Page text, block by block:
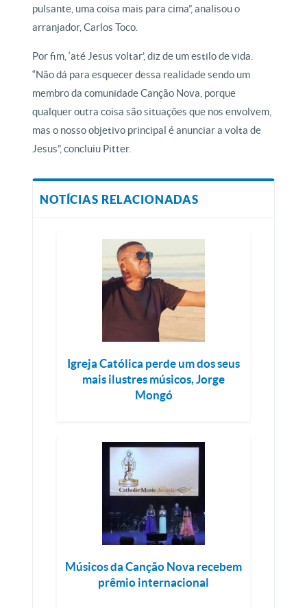
pulsante, uma coisa mais para cima”, analisou o
arranjador, Carlos Toco.
Por fim, ‘até Jesus voltar’, diz de um estilo de vida.
“Não dá para esquecer dessa realidade sendo um
membro da comunidade Canção Nova, porque
qualquer outra coisa são situações que nos envolvem,
mas o nosso objetivo principal é anunciar a volta de
Jesus”, concluiu Pitter.
NOTÍCIAS RELACIONADAS
Igreja Católica perde um dos seus
mais ilustres músicos, Jorge
Mongó
Músicos da Canção Nova recebem
prêmio internacional